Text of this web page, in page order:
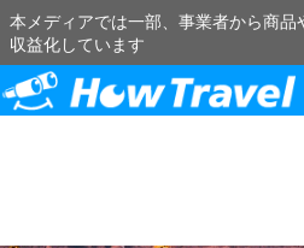
本メディアでは一部、事業者から商
収益化しています